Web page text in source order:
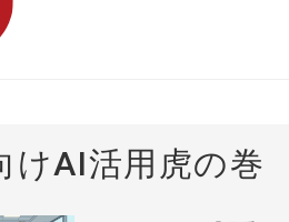
けAI活用虎の巻